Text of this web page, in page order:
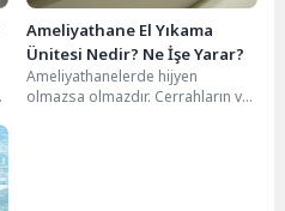
Ameliyathane El Yıkama
Ünitesi Nedir? Ne İşe Yarar?
Ameliyathanelerde hijyen
olmazsa olmazdır. Cerrahların ve